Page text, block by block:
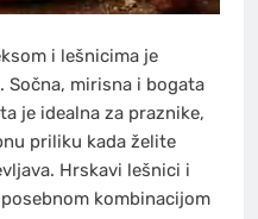
i lešnicima je
Sočna, mirisna i bogata
je idealna za praznike,
priliku kada želite
Hrskavi lešnici i
kombinacijom